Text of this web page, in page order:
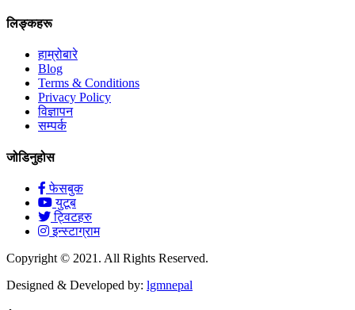
लिङ्कहरू
हाम्रोबारे
Blog
Terms & Conditions
Privacy Policy
विज्ञापन
सम्पर्क
जोडिनुहोस
फेसबुक
युटूब
ट्विटहरु
इन्स्टाग्राम
Copyright © 2021. All Rights Reserved.
Designed & Developed by: lgmnepal